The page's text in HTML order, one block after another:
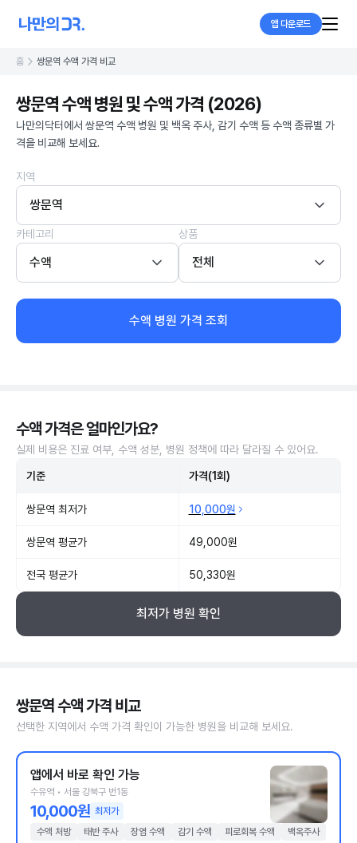
앱 다운로드
홈 쌍문역 수액 가격 비교
쌍문역 수액 병원 및 수액 가격 (2026)
나만의닥터에서 쌍문역 수액 병원 및 백옥 주사, 감기 수액 등 수액 종류별 가
격을 비교해 보세요.
지역
쌍문역
카테고리
수액
상품
전체
수액 병원 가격 조회
수액 가격은 얼마인가요?
실제 비용은 진료 여부, 수액 성분, 병원 정책에 따라 달라질 수 있어요.
기준 가격(1회)
쌍문역 최저가 10,000원
쌍문역 평균가 49,000원
전국 평균가 50,330원
최저가 병원 확인
쌍문역 수액 가격 비교
선택한 지역에서 수액 가격 확인이 가능한 병원을 비교해 보세요.
앱에서 바로 확인 가능
수유역 • 서울 강북구 번1동
10,000원 최저가
수액 처방
태반 주사 장염 수액 감기 수액 피로회복 수액 백옥주사